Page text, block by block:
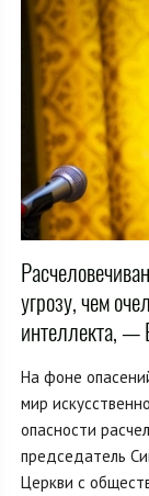
угрозу, чем
интеллекта, —
На фоне
мир
опасности
председатель
Церкви с